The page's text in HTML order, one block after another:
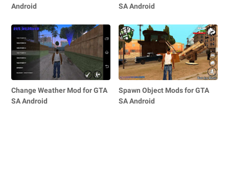
Android
SA Android
Change Weather Mod for GTA
SA Android
Spawn Object Mods for GTA
SA Android